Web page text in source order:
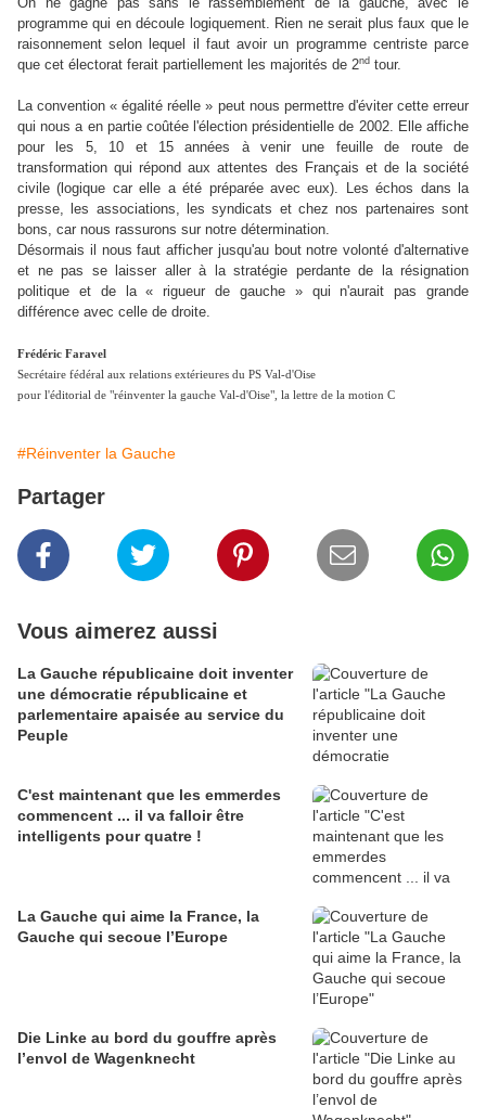
programme qui en découle logiquement. Rien ne serait plus faux que le
raisonnement selon lequel il faut avoir un programme centriste parce
que cet électorat ferait partiellement les majorités de 2nd tour.
La convention « égalité réelle » peut nous permettre d'éviter cette erreur
qui nous a en partie coûtée l'élection présidentielle de 2002. Elle affiche
pour les 5, 10 et 15 années à venir une feuille de route de
transformation qui répond aux attentes des Français et de la société
civile (logique car elle a été préparée avec eux). Les échos dans la
presse, les associations, les syndicats et chez nos partenaires sont
bons, car nous rassurons sur notre détermination.
Désormais il nous faut afficher jusqu'au bout notre volonté d'alternative
et ne pas se laisser aller à la stratégie perdante de la résignation
politique et de la «
rigueur de gauche » qui n'aurait pas grande
différence avec celle de droite.
Frédéric Faravel
Secrétaire fédéral aux relations extérieures du PS Val-d'Oise
pour l'éditorial de "réinventer la gauche Val-d'Oise", la lettre de la motion C
#Réinventer la Gauche
Partager
Vous aimerez aussi
La Gauche républicaine doit inventer
une démocratie républicaine et
parlementaire apaisée au service du
Peuple
C'est maintenant que les emmerdes
commencent ... il va falloir être
intelligents pour quatre !
La Gauche qui aime la France, la
Gauche qui secoue l’Europe
Die Linke au bord du gouffre après
l’envol de Wagenknecht